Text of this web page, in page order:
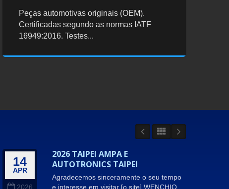
Peças automotivas originais (OEM).
Certificadas segundo as normas IATF
16949:2016. Testes...
14
APR
2026
2026 TAIPEI AMPA E
AUTOTRONICS TAIPEI
Agradecemos sinceramente o seu tempo
e interesse em visitar [o site].WENCHIO